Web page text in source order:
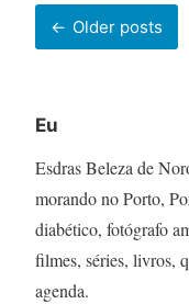
Posts
navigation
Older posts
Eu
Esdras Beleza de
morando no Porto,
diabético, fotógrafo
filmes, séries, livros,
agenda.